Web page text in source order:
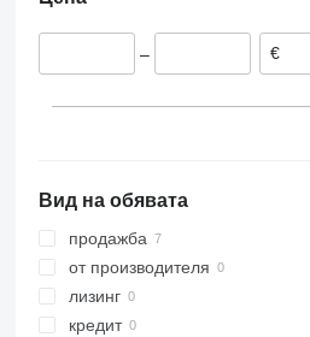
Испания
Унгария
–
Вид на обявата
продажба
от производителя
лизинг
кредит